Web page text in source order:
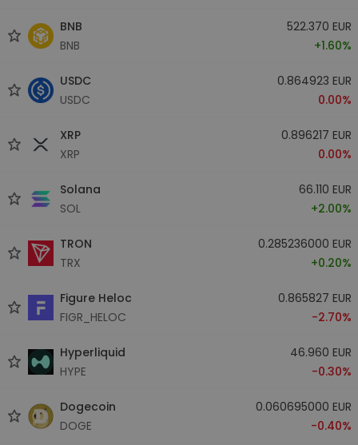
BNB
BNB
522.370 EUR
+1.60%
USDC
USDC
0.864923 EUR
0.00%
XRP
XRP
0.896217 EUR
0.00%
Solana
SOL
66.110 EUR
+2.00%
TRON
TRX
0.285236000 EUR
+0.20%
Figure Heloc
FIGR_HELOC
0.865827 EUR
-2.70%
Hyperliquid
HYPE
46.960 EUR
-0.30%
Dogecoin
DOGE
0.060695000 EUR
-0.40%